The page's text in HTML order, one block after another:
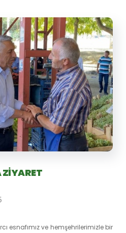
ZİYARET
esnafımız ve hemşehrilerimizle bir